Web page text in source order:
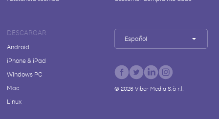
DESCARGAR
Android
iPhone & iPad
Windows PC
Mac
Linux
Español
© 2026Viber Media S.à r.l.